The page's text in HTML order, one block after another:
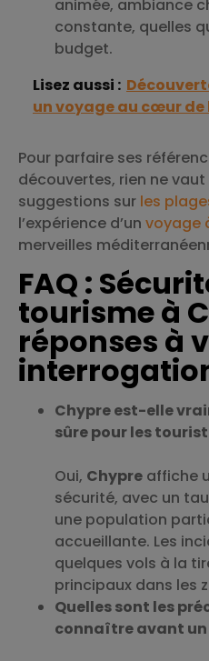
animée, ambiance
constante, quelles
budget.
Lisez aussi :
un voyage au cœur
Pour parfaire ses
découvertes, rien ne
suggestions sur les
l’expérience d’un voyage
merveilles
FAQ :
tourisme à
réponses à
Chypre est-elle
sûre pour les
Oui, Chypre affiche
sécurité, avec un
une population
accueillante. Les
quelques vols à la
principaux dans les
Quelles sont les
connaître avant un